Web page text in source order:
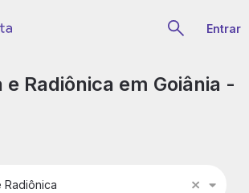
Entrar
e Radiônica em Goiânia -
Radiônica